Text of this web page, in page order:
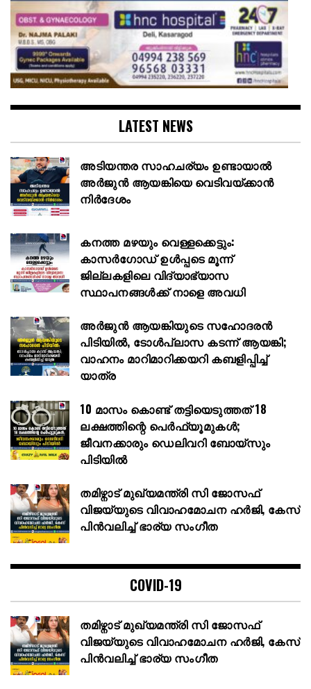
LATEST NEWS
അടിയന്തര സാഹചര്യം ഉണ്ടായാല്‍
അര്‍ജുന്‍ ആയങ്കിയെ വെടിവയ്ക്കാന്‍
നിര്‍ദേശം
കനത്ത മഴയും വെള്ളക്കെട്ടും:
കാസർഗോഡ് ഉൾപ്പടെ മൂന്ന്‌
ജില്ലകളിലെ വിദ്യാഭ്യാസ
സ്ഥാപനങ്ങള്‍ക്ക് നാളെ അവധി
അർജുൻ ആയങ്കിയുടെ സഹോദരൻ
പിടിയിൽ, ടോൾപ്ലാസ കടന്ന് ആയങ്കി;
വാഹനം മാറിമാറിക്കയറി കബളിപ്പിച്ച്
യാത്ര
10 മാസം കൊണ്ട് തട്ടിയെടുത്തത് 18
ലക്ഷത്തിന്റെ പെർഫ്യൂമുകൾ;
ജീവനക്കാരും ഡെലിവറി ബോയ്സും
പിടിയിൽ
തമിഴ്നാട് മുഖ്യമന്ത്രി സി ജോസഫ്
വിജയ്‌യുടെ വിവാഹമോചന ഹർജി, കേസ്
പിൻവലിച്ച് ഭാര്യ സംഗീത
COVID-19
തമിഴ്നാട് മുഖ്യമന്ത്രി സി ജോസഫ്
വിജയ്‌യുടെ വിവാഹമോചന ഹർജി, കേസ്
പിൻവലിച്ച് ഭാര്യ സംഗീത